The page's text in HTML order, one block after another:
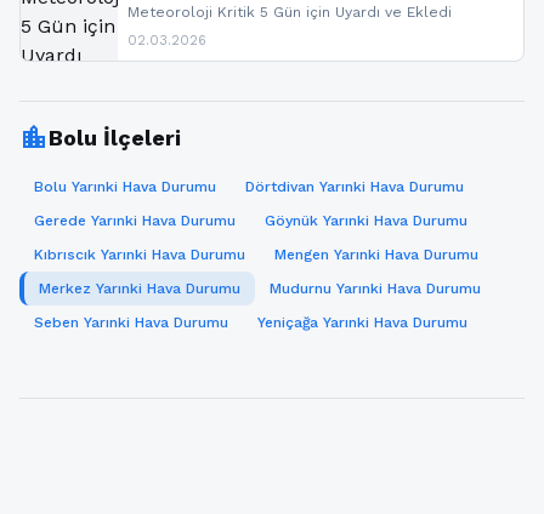
Meteoroloji Kritik 5 Gün için Uyardı ve Ekledi
02.03.2026
location_cityBolu İlçeleri
Bolu Yarınki Hava Durumu
Dörtdivan Yarınki Hava Durumu
Gerede Yarınki Hava Durumu
Göynük Yarınki Hava Durumu
Kıbrıscık Yarınki Hava Durumu
Mengen Yarınki Hava Durumu
Merkez Yarınki Hava Durumu
Mudurnu Yarınki Hava Durumu
Seben Yarınki Hava Durumu
Yeniçağa Yarınki Hava Durumu